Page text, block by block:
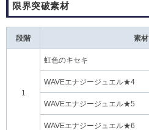
限界突破素材
段階 素材
1
虹色のキセキ
WAVEエナジージュエル★4
WAVEエナジージュエル★5
WAVEエナジージュエル★6